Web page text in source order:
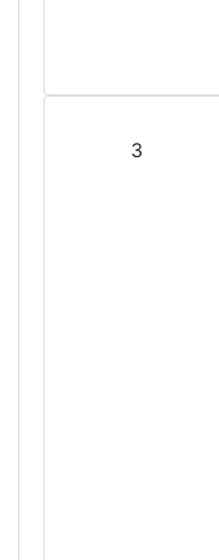
3